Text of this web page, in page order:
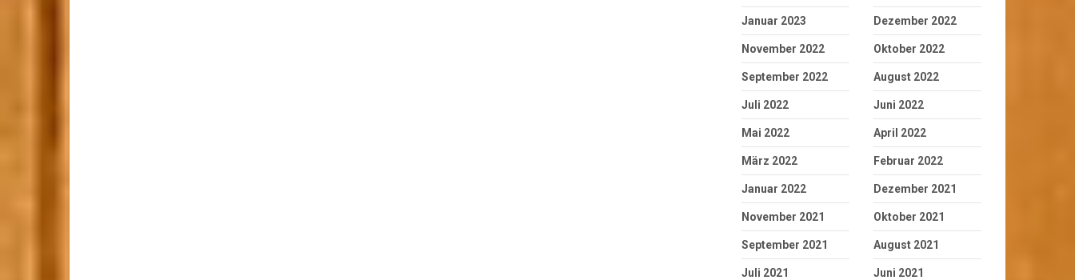
Januar 2023 Dezember 2022
November 2022 Oktober 2022
September 2022 August 2022
Juli 2022 Juni 2022
Mai 2022 April 2022
März 2022 Februar 2022
Januar 2022 Dezember 2021
November 2021 Oktober 2021
September 2021 August 2021
Juli 2021 Juni 2021